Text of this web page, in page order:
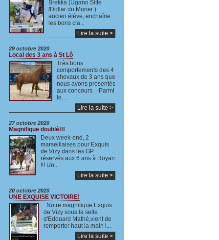
Brekka (Ugano Sitte
/Dollar du Murier )
ancien élève, enchaîne
les bons cla...
Lire la suite >
29 octobre 2020
Local des 3 ans à St Lô
Très bons
comportements des 4
chevaux de 3 ans que
nous avons présentés
aux concours. -Parmi
le...
Lire la suite >
27 octobre 2020
Magnifique doublé!!!
Deux week-end, 2
marseillaises pour Exquis
de Vizy dans les GP
réservés aux 6 ans à Royan
!!! Un...
Lire la suite >
20 octobre 2020
UNE EXQUISE VICTOIRE!
Notre magnifique Exquis
de Vizy sous la selle
d'Edouard Mathé,vient de
remporter haut la main l...
Lire la suite >